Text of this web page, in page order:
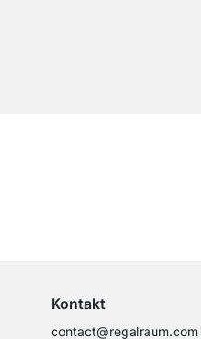
Kontakt
contact@regalraum.com